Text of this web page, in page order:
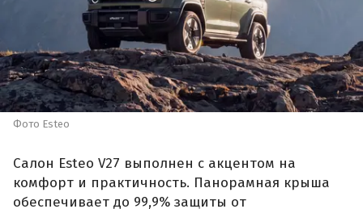
Фото Esteo
Салон Esteo V27 выполнен с акцентом на
комфорт и практичность. Панорамная крыша
обеспечивает до 99,9% защиты от